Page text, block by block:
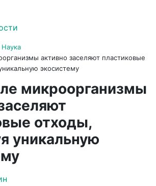
Наука
активно заселяют пластиковые
экосистему
микроорганизмы
отходы,
уникальную